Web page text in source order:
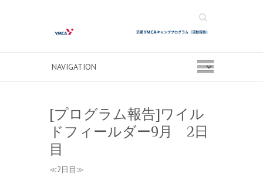
Search
[プログラム報告]ワイル
ドフィールダー9月 2日
目
≪2日目≫